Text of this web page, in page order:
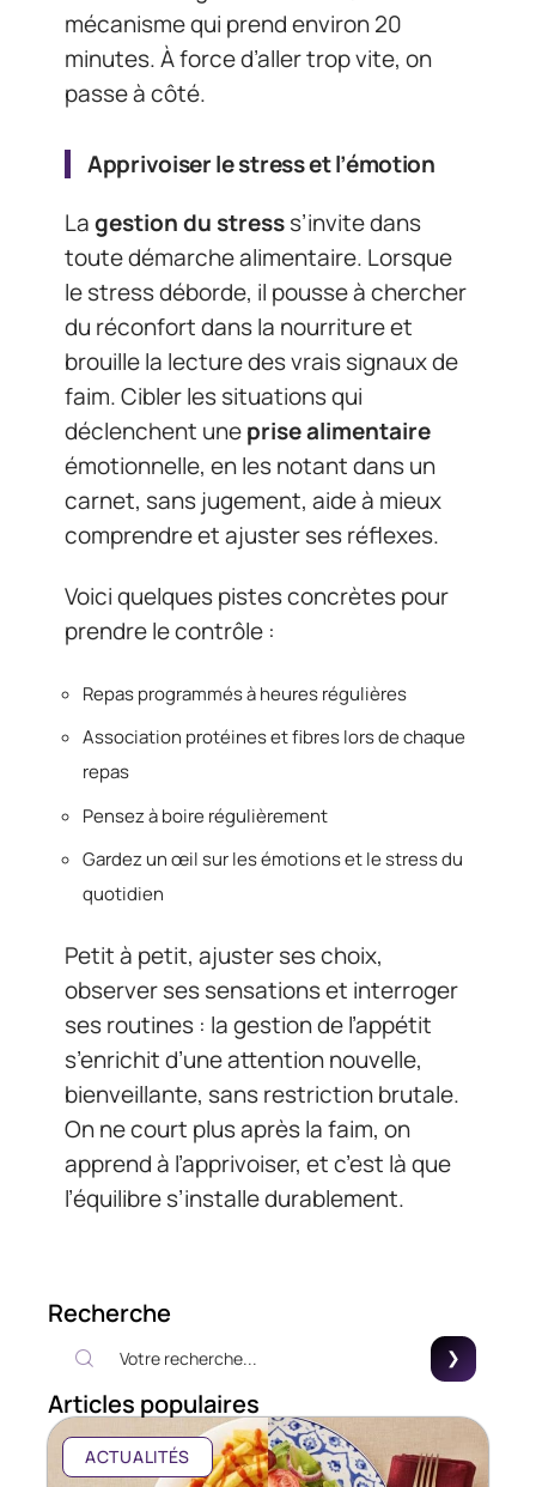
mécanisme qui prend environ 20
minutes. À force d’aller trop vite, on
passe à côté.
Apprivoiser le stress et l’émotion
Lagestion du stresss’invite dans
toute démarche alimentaire. Lorsque
le stress déborde, il pousse à chercher
du réconfort dans la nourriture et
brouille la lecture des vrais signaux de
faim. Cibler les situations qui
déclenchent uneprise alimentaire
émotionnelle, en les notant dans un
carnet, sans jugement, aide à mieux
comprendre et ajuster ses réflexes.
Voici quelques pistes concrètes pour
prendre le contrôle :
Repas programmés à heures régulières
Association protéines et fibres lors de chaque
repas
Pensez à boire régulièrement
Gardez un œil sur les émotions et le stress du
quotidien
Petit à petit, ajuster ses choix,
observer ses sensations et interroger
ses routines : la gestion de l’appétit
s’enrichit d’une attention nouvelle,
bienveillante, sans restriction brutale.
On ne court plus après la faim, on
apprend à l’apprivoiser, et c’est là que
l’équilibre s’installe durablement.
Recherche
Articles populaires
ACTUALITÉS